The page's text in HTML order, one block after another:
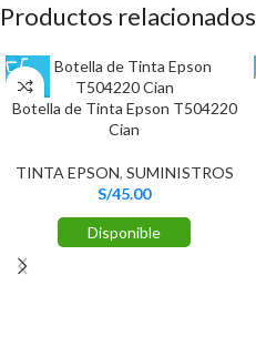
Productos relacionados
Botella de Tinta Epson T504220
Cian
TINTA EPSON, SUMINISTROS
S/45.00
Disponible